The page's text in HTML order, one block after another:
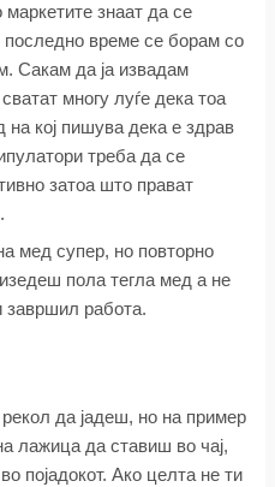
знаат да се
последно време се борам со
Сакам да ја извадам
многу луѓе дека тоа
на кој пишува дека е здрав
треба да се
затоа што прават
мед супер, но повторно
пола тегла мед а не
работа.
да јадеш, но на пример
лажица да ставиш во чај,
појадокот. Ако целта не ти